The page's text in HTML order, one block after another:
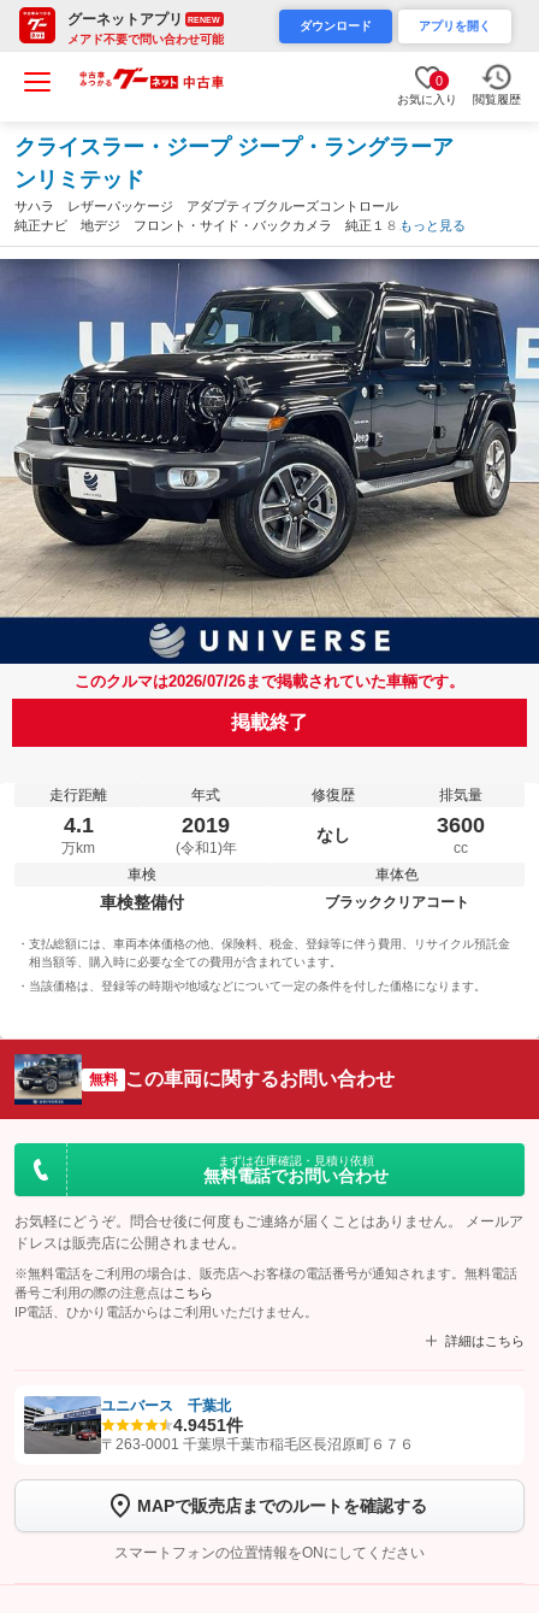
グーネットアプリ RENEW
メアド不要で問い合わせ可能
ダウンロード アプリを開く
0
お気に入り 閲覧履歴
クライスラー・ジープ ジープ・ラングラーア
ンリミテッド
サハラ レザーパッケージ アダプティブクルーズコントロール
純正ナビ 地デジ フロント・サイド・バックカメラ 純正１８イ
ンチアルミ ＬＥＤヘッドランプ ブラインドスポットモニター
Ｂｌｕｅｔｏｏｔｈ ＥＴＣ（千葉県）
もっと見る
このクルマは2026/07/26まで掲載されていた車輛です。
掲載終了
走行距離
4.1
万km
年式
2019
(令和1)年
修復歴
なし
排気量
3600
cc
車検
車検整備付
車体色
ブラッククリアコート
支払総額には、車両本体価格の他、保険料、税金、登録等に伴う費用、リサイクル預託金
相当額等、購入時に必要な全ての費用が含まれています。
当該価格は、登録等の時期や地域などについて一定の条件を付した価格になります。
無料 この車両に関するお問い合わせ
まずは在庫確認・見積り依頼
無料電話でお問い合わせ
お気軽にどうぞ。問合せ後に何度もご連絡が届くことはありません。 メールア
ドレスは販売店に公開されません。
※無料電話をご利用の場合は、販売店へお客様の電話番号が通知されます。無料電話
番号ご利用の際の注意点は こちら
IP電話、ひかり電話からはご利用いただけません。
詳細はこちら
【STEP1】認証画面でグーネットを友だち追加してから「許可する」ボタンを押
トーク画面で
ボタンをタップして問い合わせを
完了してください。
こちら
ユニバース 千葉北
4.9451件
〒263-0001 千葉県千葉市稲毛区長沼原町６７６
MAPで販売店までのルートを確認する
スマートフォンの位置情報をONにしてください